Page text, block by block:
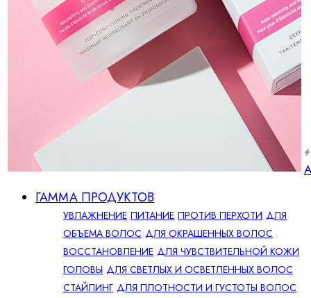
ГАММА ПРОДУКТОВ
УВЛАЖНЕНИЕ ПИТАНИЕ ПРОТИВ ПЕРХОТИ ДЛЯ
ОБЪЕМА ВОЛОС ДЛЯ ОКРАШЕННЫХ ВОЛОС
ВОССТАНОВЛЕНИЕ ДЛЯ ЧУВСТВИТЕЛЬНОЙ КОЖИ
ГОЛОВЫ ДЛЯ СВЕТЛЫХ И ОСВЕТЛЕННЫХ ВОЛОС
СТАЙЛИНГ ДЛЯ ПЛОТНОСТИ И ГУСТОТЫ ВОЛОС